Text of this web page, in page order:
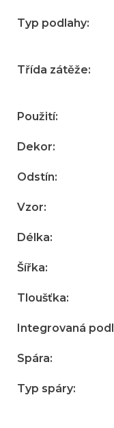
Typ podlahy:
Třída zátěže:
Použití:
Dekor:
Odstín:
Vzor:
Délka:
Šířka:
Tloušťka:
Integrovaná
Spára:
Typ spáry: